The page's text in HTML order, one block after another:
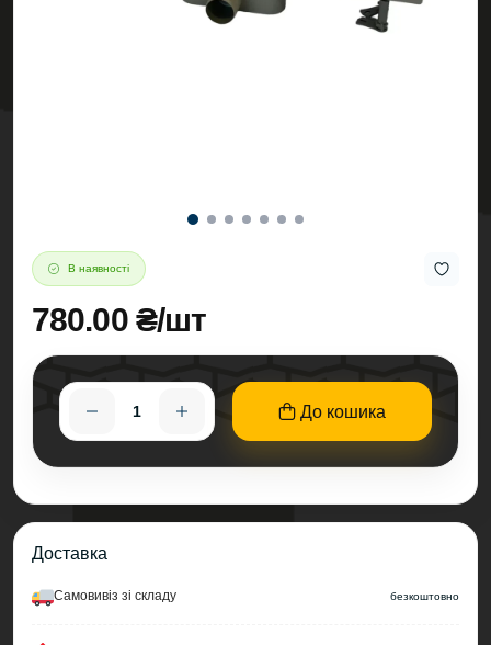
В наявності
780.00 ₴/шт
До кошика
Доставка
Самовивіз зі складу безкоштовно